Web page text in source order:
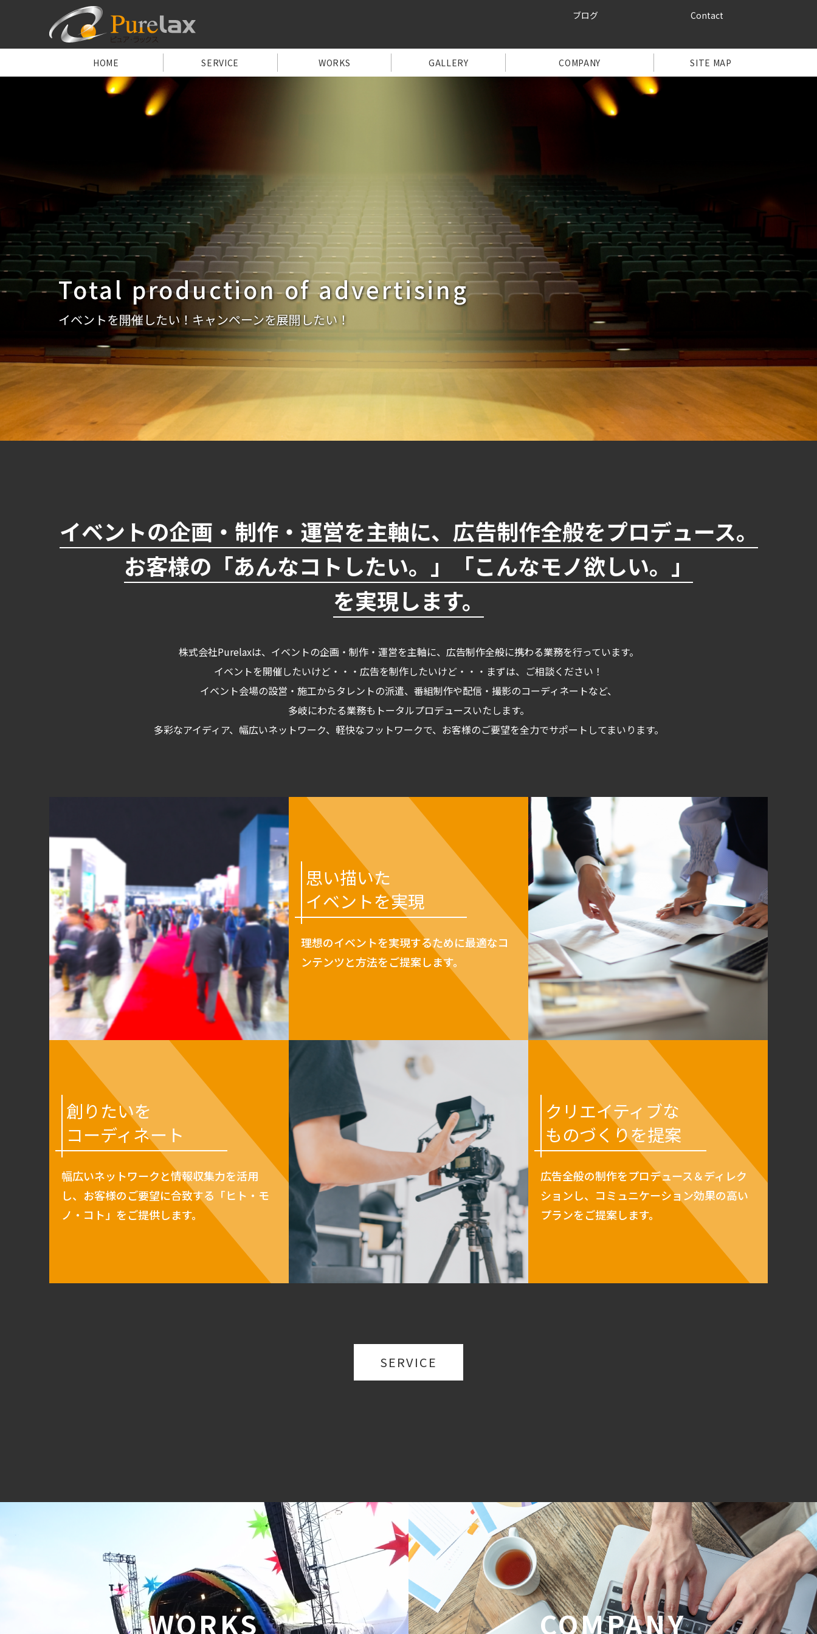
ブログ Contact
HOME SERVICE WORKS GALLERY COMPANY SITE MAP
Total production of advertising
イベントを開催したい！キャンペーンを展開したい！
Total production of advertising
CMや印刷物を制作したい！ いろいろ作ってみたいけど・・・・・・・
Total production of advertising
そのおもいを「カタチ」にします。
イベントの企画・制作・運営を主軸に、広告制作全般をプロデュース。
お客様の「あんなコトしたい。」「こんなモノ欲しい。」
を実現します。
株式会社Purelaxは、イベントの企画・制作・運営を主軸に、広告制作全般に携わる業務を行っています。
イベントを開催したいけど・・・広告を制作したいけど・・・まずは、ご相談ください！
イベント会場の設営・施工からタレントの派遣、番組制作や配信・撮影のコーディネートなど、
多岐にわたる業務もトータルプロデュースいたします。
多彩なアイディア、幅広いネットワーク、軽快なフットワークで、お客様のご要望を全力でサポートしてまいります。
創りたいを
コーディネート
幅広いネットワークと情報収集力を活用
し、お客様のご要望に合致する「ヒト・モ
ノ・コト」をご提供します。
思い描いた
イベントを実現
理想のイベントを実現するために最適なコ
ンテンツと方法をご提案します。
クリエイティブな
ものづくりを提案
広告全般の制作をプロデュース＆ディレク
ションし、コミュニケーション効果の高い
プランをご提案します。
SERVICE
WORKS COMPANY